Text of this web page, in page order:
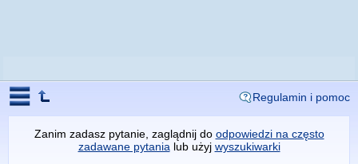
Regulamin i pomoc
Zanim zadasz pytanie, zaglądnij do odpowiedzi na często
zadawane pytania lub użyj wyszukiwarki